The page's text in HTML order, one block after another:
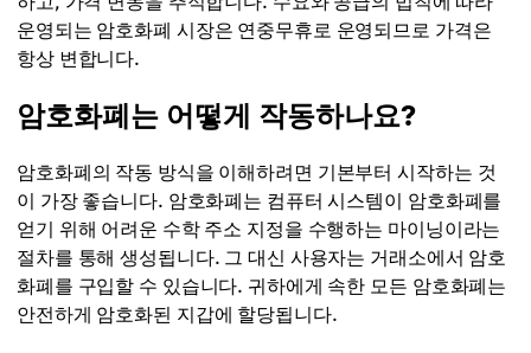
운영되는 암호화폐 시장은 연중무휴로 운영되므로 가격은
항상 변합니다.
암호화폐는 어떻게 작동하나요?
암호화폐의 작동 방식을 이해하려면 기본부터 시작하는 것
이 가장 좋습니다. 암호화폐는 컴퓨터 시스템이 암호화폐를
얻기 위해 어려운 수학 주소 지정을 수행하는 마이닝이라는
절차를 통해 생성됩니다. 그 대신 사용자는 거래소에서 암호
화폐를 구입할 수 있습니다. 귀하에게 속한 모든 암호화폐는
안전하게 암호화된 지갑에 할당됩니다.